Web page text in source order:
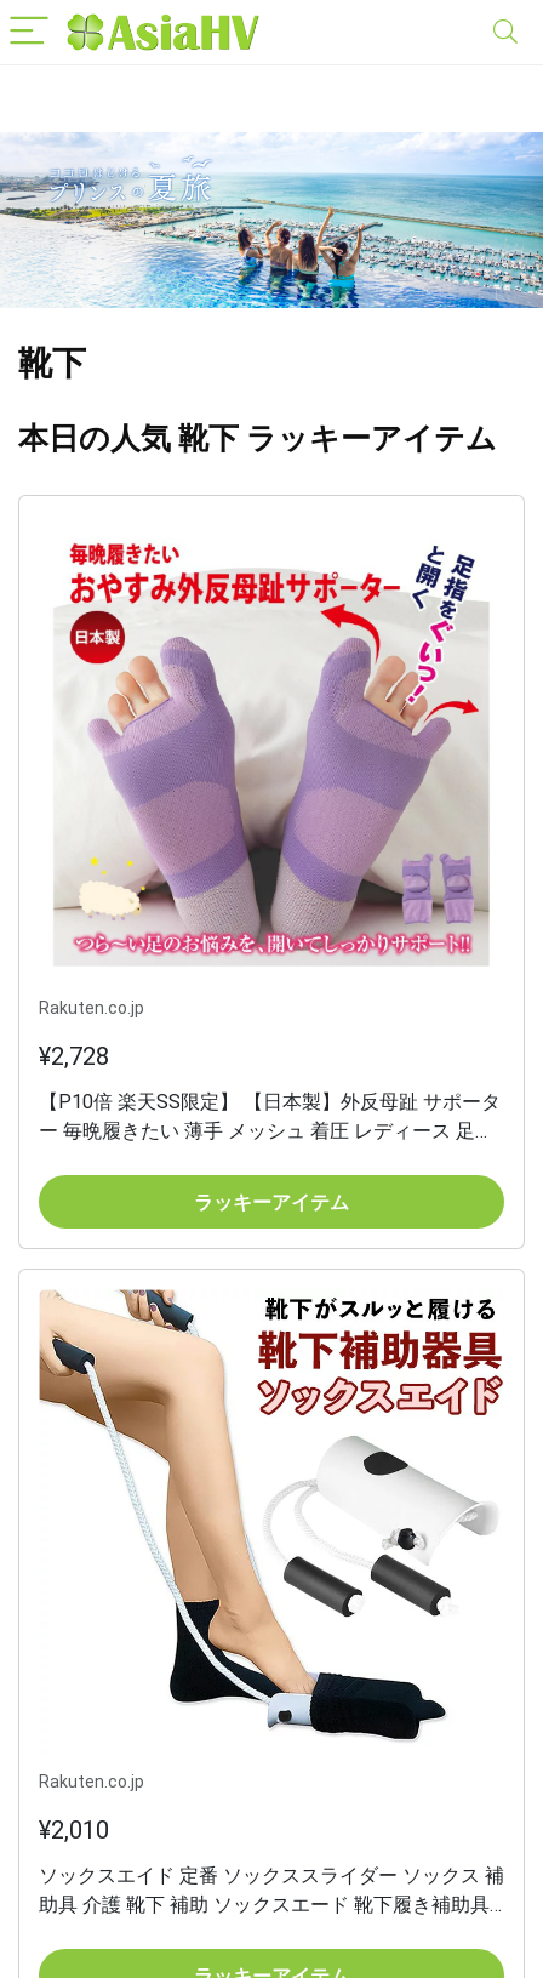
靴下
本日の人気 靴下 ラッキーアイテム
Rakuten.co.jp
¥2,728
【P10倍 楽天SS限定】 【日本製】外反母趾 サポータ
ー 毎晩履きたい 薄手 メッシュ 着圧 レディース 足指
温 快適 クルー丈 洗える 靴下型 就寝用 ギフト 敬老の
日 紫 M L メイダイ 母の日
ラッキーアイテム
Rakuten.co.jp
¥2,010
ソックスエイド 定番 ソックススライダー ソックス 補
助具 介護 靴下 補助 ソックスエード 靴下履き補助具
リハビリ 高齢者 シニア 妊婦 マタニティ 介護用品 リ